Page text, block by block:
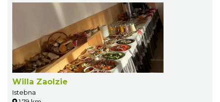
Willa Zaolzie
Istebna